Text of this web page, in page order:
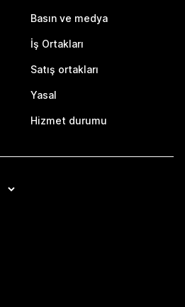
Basın ve medya
İş Ortakları
Satış ortakları
Yasal
Hizmet durumu